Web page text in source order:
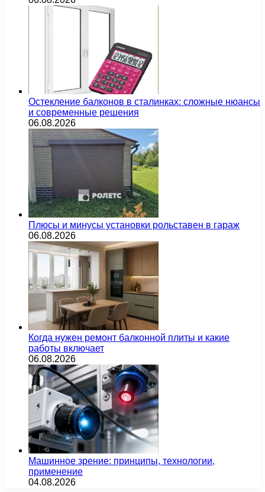
Остекление балконов в сталинках: сложные нюансы
и современные решения
06.08.2026
Плюсы и минусы установки рольставен в гараж
06.08.2026
Когда нужен ремонт балконной плиты и какие
работы включает
06.08.2026
Машинное зрение: принципы, технологии,
применение
04.08.2026